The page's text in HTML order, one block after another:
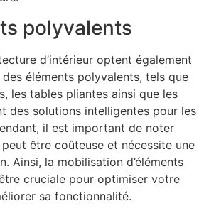
polyvalents
d’intérieur optent également
éléments polyvalents, tels que
les tables pliantes ainsi que les
des solutions intelligentes pour les
il est important de noter
être coûteuse et nécessite une
Ainsi, la mobilisation d’éléments
cruciale pour optimiser votre
sa fonctionnalité.